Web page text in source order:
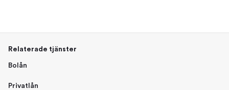
Relaterade tjänster
Bolån
Privatlån